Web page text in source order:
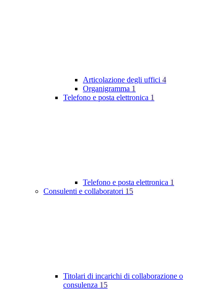
Articolazione degli uffici 4
Organigramma 1
Telefono e posta elettronica 1
Telefono e posta elettronica 1
Consulenti e collaboratori 15
Titolari di incarichi di collaborazione o
consulenza 15